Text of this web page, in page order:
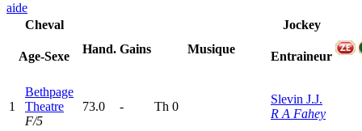
aide
Cheval
Age-Sexe
Hand. Gains Musique
Jockey
Entraineur
1
Bethpage
Theatre
F/5
73.0 - Th 0
Slevin J.J.
R A Fahey